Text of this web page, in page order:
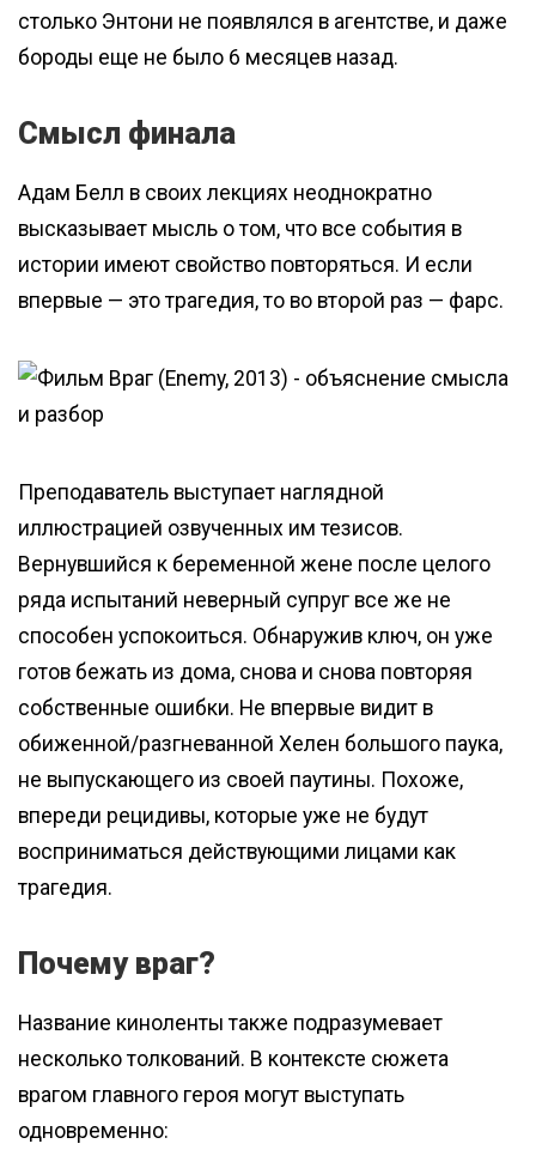
столько Энтони не появлялся в агентстве, и даже
бороды еще не было 6 месяцев назад.
Смысл финала
Адам Белл в своих лекциях неоднократно
высказывает мысль о том, что все события в
истории имеют свойство повторяться. И если
впервые — это трагедия, то во второй раз — фарс.
Преподаватель выступает наглядной
иллюстрацией озвученных им тезисов.
Вернувшийся к беременной жене после целого
ряда испытаний неверный супруг все же не
способен успокоиться. Обнаружив ключ, он уже
готов бежать из дома, снова и снова повторяя
собственные ошибки. Не впервые видит в
обиженной/разгневанной Хелен большого паука,
не выпускающего из своей паутины. Похоже,
впереди рецидивы, которые уже не будут
восприниматься действующими лицами как
трагедия.
Почему враг?
Название киноленты также подразумевает
несколько толкований. В контексте сюжета
врагом главного героя могут выступать
одновременно: